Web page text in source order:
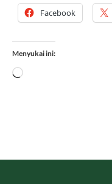
Facebook